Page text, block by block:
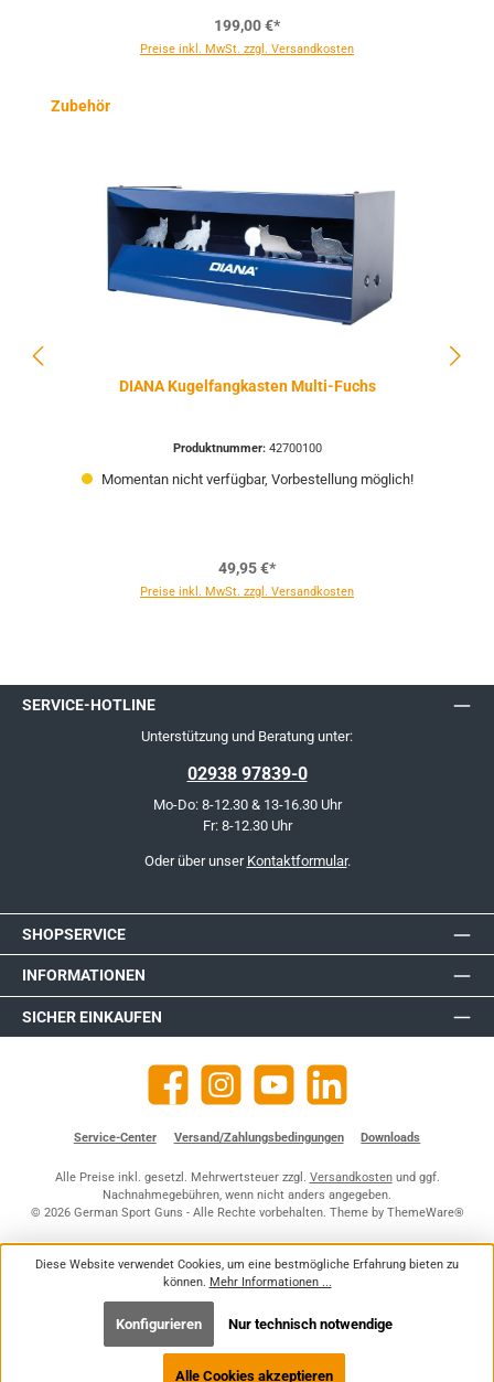
199,00 €*
Preise inkl. MwSt. zzgl. Versandkosten
Produktgalerie überspringen
Zubehör
DIANA Kugelfangkasten Multi-Fuchs
Produktnummer: 42700100
Momentan nicht verfügbar, Vorbestellung möglich!
49,95 €*
Preise inkl. MwSt. zzgl. Versandkosten
SERVICE-HOTLINE
Unterstützung und Beratung unter:
02938 97839-0
Mo-Do: 8-12.30 & 13-16.30 Uhr
Fr: 8-12.30 Uhr
Oder über unser Kontaktformular.
SHOPSERVICE
INFORMATIONEN
SICHER EINKAUFEN
Facebook Instagram YouTube https://de.linkedin.com/company/
Service-Center Versand/Zahlungsbedingungen Downloads
Alle Preise inkl. gesetzl. Mehrwertsteuer zzgl. Versandkostenund ggf.
Nachnahmegebühren, wenn nicht anders angegeben.
© 2026 German Sport Guns - Alle Rechte vorbehalten. Theme by ThemeWare®
Diese Website verwendet Cookies, um eine bestmögliche Erfahrung bieten zu
können. Mehr Informationen ...
Nur technisch notwendige
Konfigurieren
Alle Cookies akzeptieren